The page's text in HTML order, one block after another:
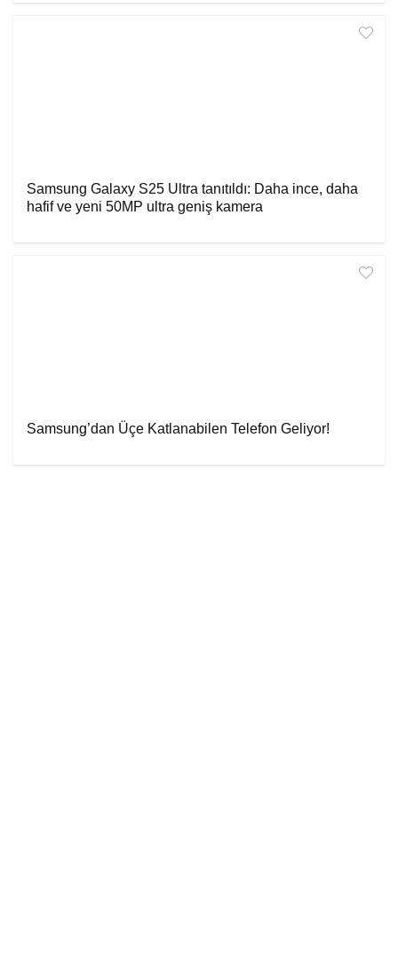
Samsung Galaxy S25 Ultra tanıtıldı: Daha ince, daha
hafif ve yeni 50MP ultra geniş kamera
Samsung’dan Üçe Katlanabilen Telefon Geliyor!